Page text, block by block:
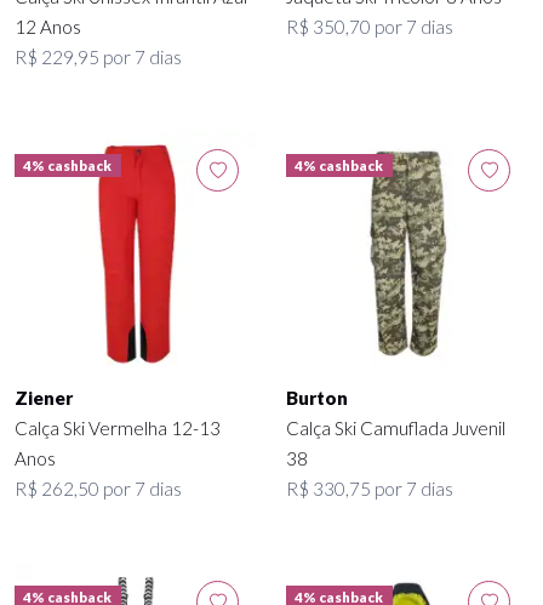
12 Anos
R$ 229,95 por 7 dias
R$ 350,70 por 7 dias
4% cashback
Ziener
Calça Ski Vermelha 12-13
Anos
R$ 262,50 por 7 dias
4% cashback
Burton
Calça Ski Camuflada Juvenil
38
R$ 330,75 por 7 dias
4% cashback 4% cashback